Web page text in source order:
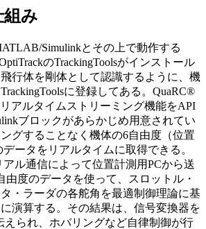
み
Simulinkとその上で動作する
のTrackingToolsがインストール
行体を剛体として認識するように、機
に登録してある。QuaRC®
リアルタイムストリーミング機能をAPI
ブロックがあらかじめ用意されてい
グすることなく機体の6自由度（位置
ータをリアルタイムに取得できる。
ル通信によって位置計測用PCから送
由度のデータを使って、スロットル・
・ラーダの各舵角を最適制御理論に基
演算する。その結果は、信号変換器を
えられ、ホバリングなど自律制御が行